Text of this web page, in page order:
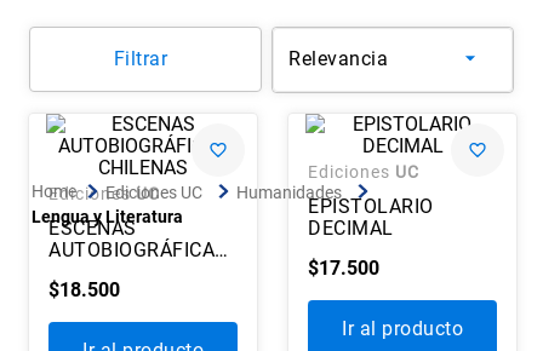
ediciones uc
arquitectura
6. historia república chile
historia chile
Ediciones UC
Humanidades
Lengua y Literatura
Filtrar Relevancia
Ediciones UC
ESCENAS
AUTOBIOGRÁFICAS
$18.500
Ediciones UC
EPISTOLARIO
DECIMAL
$17.500
Ir al producto